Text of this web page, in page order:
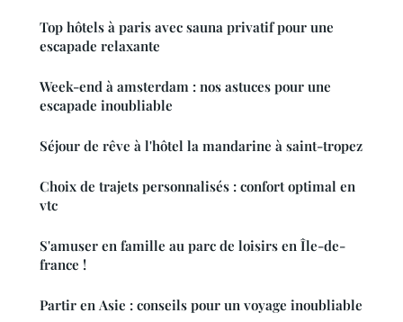
Top hôtels à paris avec sauna privatif pour une
escapade relaxante
Week-end à amsterdam : nos astuces pour une
escapade inoubliable
Séjour de rêve à l'hôtel la mandarine à saint-tropez
Choix de trajets personnalisés : confort optimal en
vtc
S'amuser en famille au parc de loisirs en Île-de-
france !
Partir en Asie : conseils pour un voyage inoubliable